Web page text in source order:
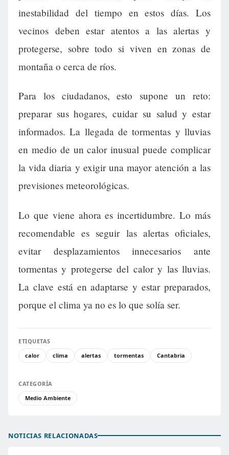
inestabilidad del tiempo en estos días. Los
vecinos deben estar atentos a las alertas y
protegerse, sobre todo si viven en zonas de
montaña o cerca de ríos.
Para los ciudadanos, esto supone un reto:
preparar sus hogares, cuidar su salud y estar
informados. La llegada de tormentas y lluvias
en medio de un calor inusual puede complicar
la vida diaria y exigir una mayor atención a las
previsiones meteorológicas.
Lo que viene ahora es incertidumbre. Lo más
recomendable es seguir las alertas oficiales,
evitar desplazamientos innecesarios ante
tormentas y protegerse del calor y las lluvias.
La clave está en adaptarse y estar preparados,
porque el clima ya no es lo que solía ser.
ETIQUETAS
calor
clima alertas tormentas Cantabria
CATEGORÍA
Medio Ambiente
NOTICIAS RELACIONADAS